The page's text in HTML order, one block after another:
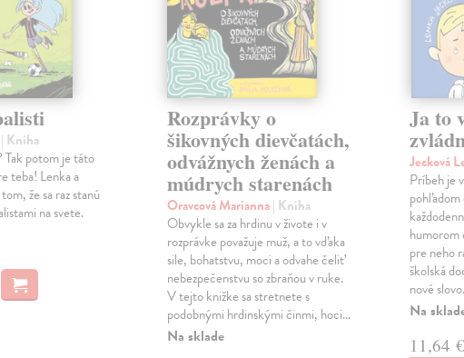
| Kniha
Tak potom je táto
teba! Lenka a
že sa raz stanú
na svete.
Rozprávky o
šikovných dievčatách,
odvážnych ženách a
múdrych starenách
Oravcová Marianna| Kniha
Obvykle sa za hrdinu v živote i v
rozprávke považuje muž, a to vďaka
sile, bohatstvu, moci a odvahe čeliť
nebezpečenstvu so zbraňou v ruke.
V tejto knižke sa stretnete s
podobnými hrdinskými činmi, hoci…
Na sklade
Ja to
Jecková
Príbeh je
pohľadom
humorom
pre neho
školská
nové
Na
11,64